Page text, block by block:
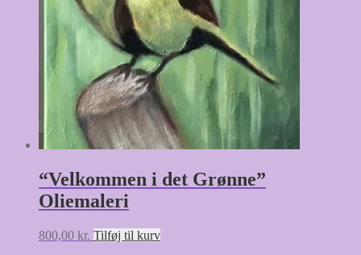
“Velkommen i det Grønne”
Oliemaleri
800,00 kr. Tilføj til kurv